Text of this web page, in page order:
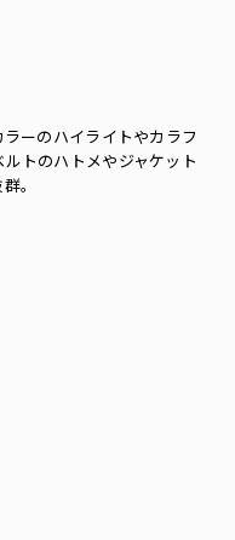
ーのハイライトやカラフ
トのハトメやジャケット
。